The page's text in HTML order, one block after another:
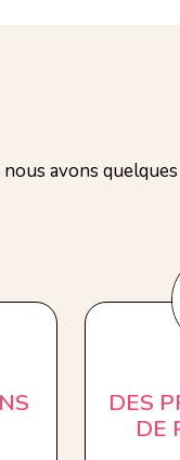
avons quelques
DES
DE